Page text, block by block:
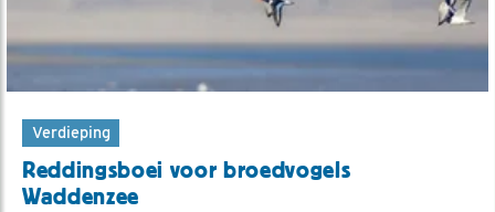
Verdieping
Reddingsboei voor broedvogels
Waddenzee